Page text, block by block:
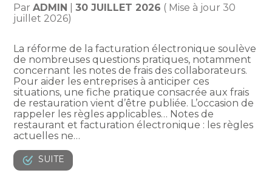
ParADMIN |30 JUILLET 2026 ( Mise à jour 30
juillet 2026)
La réforme de la facturation électronique soulève
de nombreuses questions pratiques, notamment
concernant les notes de frais des collaborateurs.
Pour aider les entreprises à anticiper ces
situations, une fiche pratique consacrée aux frais
de restauration vient d’être publiée. L’occasion de
rappeler les règles applicables… Notes de
restaurant et facturation électronique : les règles
actuelles ne…
SUITE